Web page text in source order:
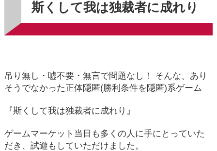
斯くして我は独裁者に成れり
吊り無し・嘘不要・無言で問題なし！ そんな、あり
そうでなかった正体隠匿(勝利条件を隠匿)系ゲーム
『斯くして我は独裁者に成れり』
ゲームマーケット当日も多くの人に手にとっていた
だき、試遊もしていただけました。